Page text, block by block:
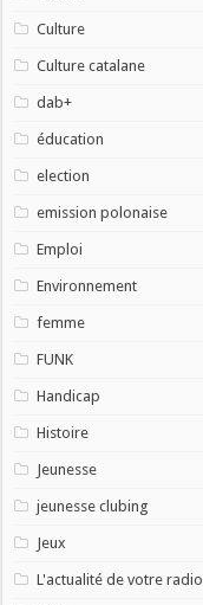
Culture
Culture catalane
dab+
éducation
election
emission polonaise
Emploi
Environnement
femme
FUNK
Handicap
Histoire
Jeunesse
jeunesse clubing
Jeux
L'actualité de votre radio